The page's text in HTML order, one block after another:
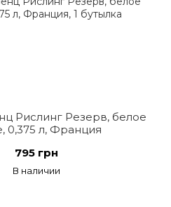
Рислинг Резерв, белое
0,375 л, Франция
795 грн
В наличии